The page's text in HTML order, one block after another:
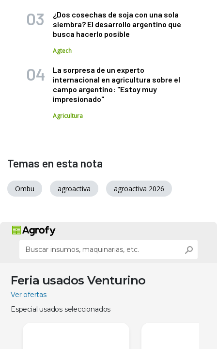
¿Dos cosechas de soja con una sola
siembra? El desarrollo argentino que
busca hacerlo posible
Agtech
La sorpresa de un experto
internacional en agricultura sobre el
campo argentino: "Estoy muy
impresionado"
Agricultura
Temas en esta nota
Ombu agroactiva agroactiva 2026
Feria usados Venturino
Ver ofertas
Especial usados seleccionados